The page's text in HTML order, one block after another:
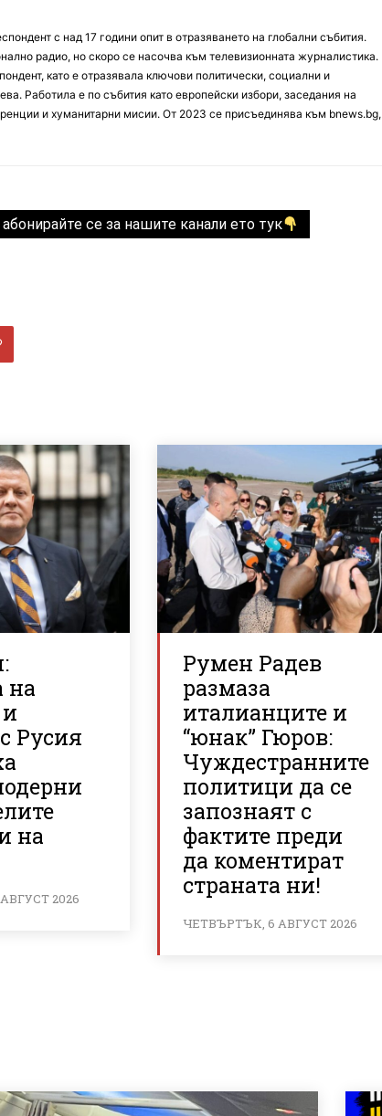
с над 17 години опит в отразяването на глобални събития.
радио, но скоро се насочва към телевизионната журналистика.
като е отразявала ключови политически, социални и
Работила е по събития като европейски избори, заседания на
и хуманитарни мисии. От 2023 се присъединява към bnews.bg,
се за нашите канали ето тук
на
Русия
на
2026
Румен Радев
размаза
италианците и
“юнак” Гюров:
Чуждестранните
политици да се
запознаят с
фактите преди
да коментират
страната ни!
ЧЕТВЪРТЪК, 6 АВГУСТ 2026